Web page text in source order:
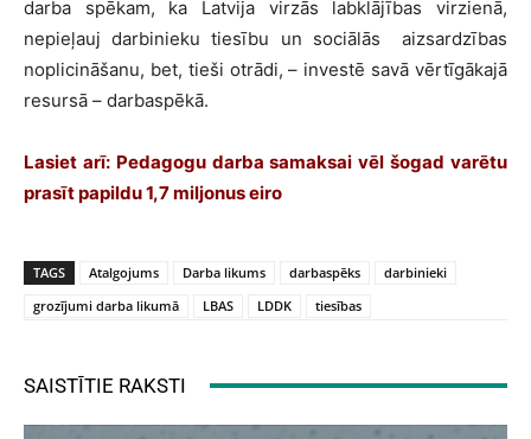
darba spēkam, ka Latvija virzās labklājības virzienā,
nepieļauj darbinieku tiesību un sociālās aizsardzības
noplicināšanu, bet, tieši otrādi, – investē savā vērtīgākajā
resursā – darbaspēkā.
Lasiet arī: Pedagogu darba samaksai vēl šogad varētu
prasīt papildu 1,7 miljonus eiro
TAGS Atalgojums Darba likums darbaspēks
darbinieki
grozījumi darba likumā
LBAS LDDK tiesības
SAISTĪTIE RAKSTI